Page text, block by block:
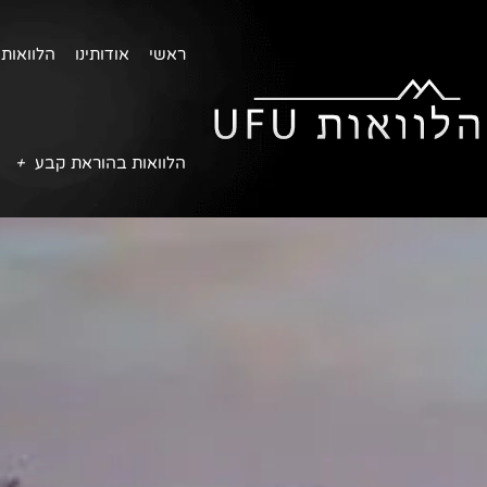
ראשי אודותינו
הלוואות בהוראת קבע